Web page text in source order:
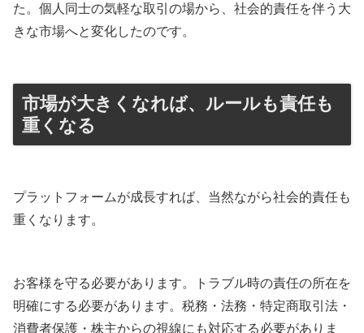
た。個人同士の気軽な取引の場から、社会的責任を伴う大
きな市場へと変化したのです。
市場が大きくなれば、ルールも責任も
重くなる
プラットフォームが成長すれば、当然ながら社会的責任も
重くなります。
お客様を守る必要があります。トラブル時の責任の所在を
明確にする必要があります。税務・法務・特定商取引法・
消費者保護・株主からの視線にも対応する必要がありま